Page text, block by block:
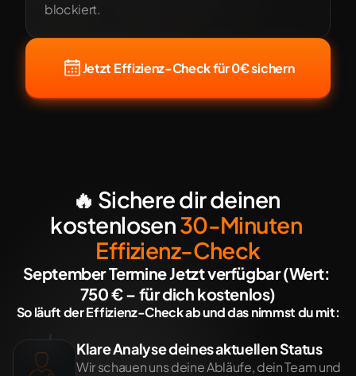
blockiert.
Jetzt Effizienz-Check für 0€ sichern
🔥 Sichere dir deinen
kostenlosen 30-Minuten
Effizienz-Check
September Termine Jetzt verfügbar (Wert:
750 € – für dich kostenlos)
So läuft der Effizienz-Check ab und das nimmst du mit:
Klare Analyse deines aktuellen Status
Wir schauen uns deine Abläufe, dein Team und